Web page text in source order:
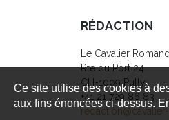
RÉDACTION
Le Cavalier Romand
Rte du Port 24
CH-1009 Pully
+41 21 729 86 83
Ce site utilise des cookies à
aux fins énoncées ci-dessus.